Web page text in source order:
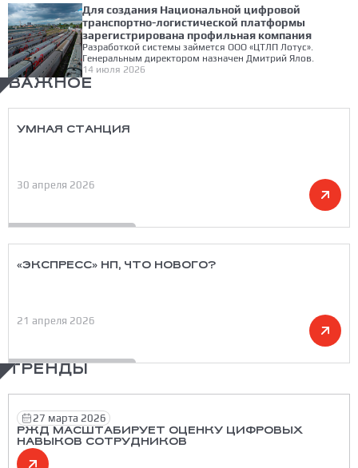
Для создания Национальной цифровой
транспортно-логистической платформы
зарегистрирована профильная компания
Разработкой системы займется ООО «ЦТЛП Лотус».
Генеральным директором назначен Дмитрий Ялов.
14 июля 2026
ВАЖНОЕ
УМНАЯ СТАНЦИЯ
30 апреля 2026
«ЭКСПРЕСС» НП, ЧТО НОВОГО?
21 апреля 2026
ТРЕНДЫ
27 марта 2026
РЖД МАСШТАБИРУЕТ ОЦЕНКУ ЦИФРОВЫХ
НАВЫКОВ СОТРУДНИКОВ